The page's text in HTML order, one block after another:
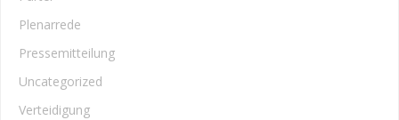
Plenarrede
Pressemitteilung
Uncategorized
Verteidigung